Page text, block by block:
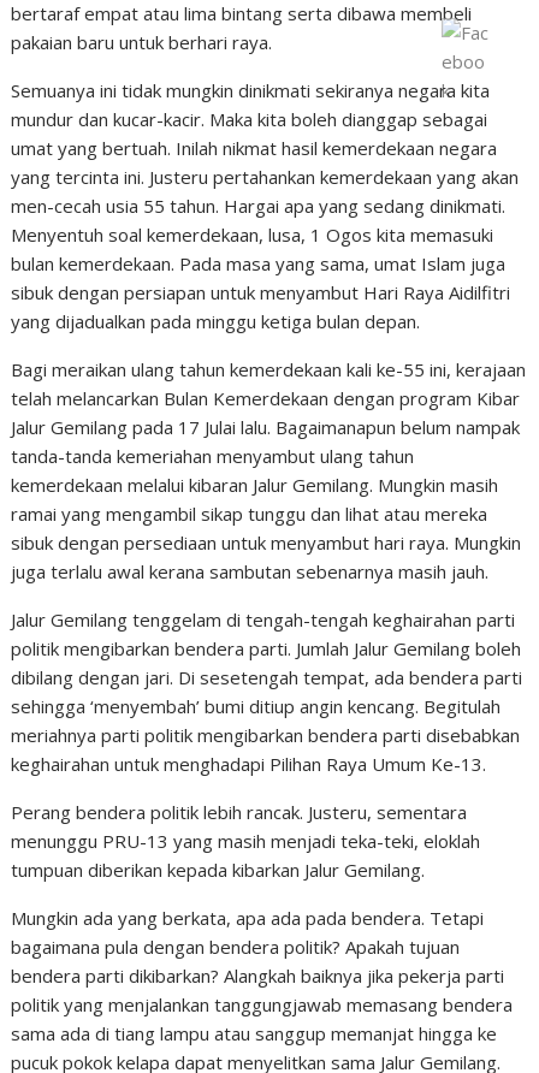
bertaraf empat atau lima bintang serta dibawa membeli
pakaian baru untuk berhari raya.
Semuanya ini tidak mungkin dinikmati sekiranya negara kita
mundur dan kucar-kacir. Maka kita boleh dianggap sebagai
umat yang bertuah. Inilah nikmat hasil kemerdekaan negara
yang tercinta ini. Justeru pertahankan kemerdekaan yang akan
men-cecah usia 55 tahun. Hargai apa yang sedang dinikmati.
Menyentuh soal kemerdekaan, lusa, 1 Ogos kita memasuki
bulan kemerdekaan. Pada masa yang sama, umat Islam juga
sibuk dengan persiapan untuk menyambut Hari Raya Aidilfitri
yang dijadualkan pada minggu ketiga bulan depan.
Bagi meraikan ulang tahun kemerdekaan kali ke-55 ini, kerajaan
telah melancarkan Bulan Kemerdekaan dengan program Kibar
Jalur Gemilang pada 17 Julai lalu. Bagaimanapun belum nampak
tanda-tanda kemeriahan menyambut ulang tahun
kemerdekaan melalui kibaran Jalur Gemilang. Mungkin masih
ramai yang mengambil sikap tunggu dan lihat atau mereka
sibuk dengan persediaan untuk menyambut hari raya. Mungkin
juga terlalu awal kerana sambutan sebenarnya masih jauh.
Jalur Gemilang tenggelam di tengah-tengah keghairahan parti
politik mengibarkan bendera parti. Jumlah Jalur Gemilang boleh
dibilang dengan jari. Di sesetengah tempat, ada bendera parti
sehingga ‘menyembah’ bumi ditiup angin kencang. Begitulah
meriahnya parti politik mengibarkan bendera parti disebabkan
keghairahan untuk menghadapi Pilihan Raya Umum Ke-13.
Perang bendera politik lebih rancak. Justeru, sementara
menunggu PRU-13 yang masih menjadi teka-teki, eloklah
tumpuan diberikan kepada kibarkan Jalur Gemilang.
Mungkin ada yang berkata, apa ada pada bendera. Tetapi
bagaimana pula dengan bendera politik? Apakah tujuan
bendera parti dikibarkan? Alangkah baiknya jika pekerja parti
politik yang menjalankan tanggungjawab memasang bendera
sama ada di tiang lampu atau sanggup memanjat hingga ke
pucuk pokok kelapa dapat menyelitkan sama Jalur Gemilang.